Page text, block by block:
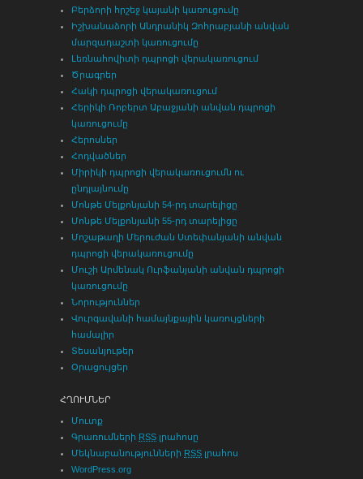
Բերձորի հրշեջ կայանի կառուցումը
Իշխանաձորի Անդրանիկ Զոհրաբյանի անվան
մարզադաշտի կառուցումը
Լեռնահովիտի դպրոցի վերակառուցում
Ծրագրեր
Հակի դպրոցի վերակառուցում
Հերիկի Ռոբերտ Աբաջյանի անվան դպրոցի
կառուցումը
Հերոսներ
Հոդվածներ
Միրիկի դպրոցի վերակառուցումն ու
ընդլայնումը
Մոնթե Մելքոնյանի 54-րդ տարելիցը
Մոնթե Մելքոնյանի 55-րդ տարելիցը
Մոշաթաղի Մերուժան Ստեփանյանի անվան
դպրոցի վերակառուցումը
Մուշի Արմենակ Ուրֆանյանի անվան դպրոցի
կառուցումը
Նորություններ
Վուրգավանի համայնքային կառույցների
համալիր
Տեսանյութեր
Օրացույցեր
ՀՂՈՒՄՆԵՐ
Մուտք
Գրառումների RSS լրահոսը
Մեկնաբանությունների RSS լրահոս
WordPress.org